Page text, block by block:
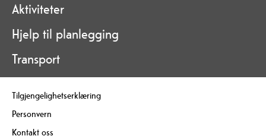
Aktiviteter
Hjelp til planlegging
Transport
Tilgjengelighetserklæring
Personvern
Kontakt oss